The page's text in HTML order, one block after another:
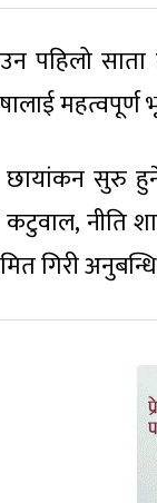
पहिलो
महत्वपूर्ण
सुरु हुने
नीति
गिरी